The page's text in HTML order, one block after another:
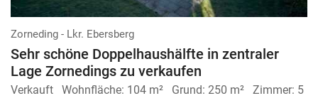
Zorneding - Lkr. Ebersberg
Sehr schöne Doppelhaus­hälfte in zentraler
Lage Zornedings zu verkaufen
Verkauft Wohnfläche: 104 m² Grund: 250 m² Zimmer: 5